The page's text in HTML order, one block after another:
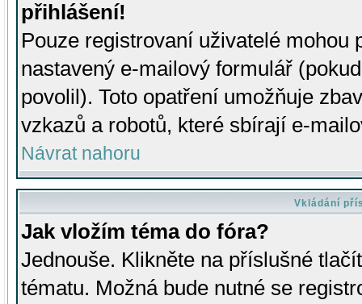
přihlášení!
Pouze registrovaní uživatelé mohou
nastavený e-mailový formulář
povolil). Toto opatření umožňuje
vzkazů a robotů, které sbírají e-
Návrat nahoru
Vkládání
Jak vložím téma do fóra?
Jednouše. Klikněte na příslušné
tématu. Možná bude nutné se